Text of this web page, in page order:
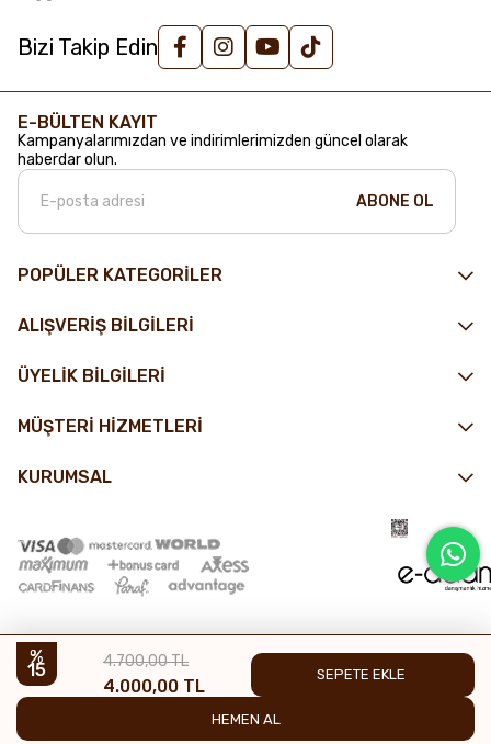
4.700,00 TL
4.000,00 TL
15
Bizi Takip Edin
POPÜLER KATEGORİLER
ALIŞVERİŞ BİLGİLERİ
ÜYELİK BİLGİLERİ
MÜŞTERİ HİZMETLERİ
KURUMSAL
E-BÜLTEN KAYIT
Kampanyalarımızdan ve indirimlerimizden güncel olarak
haberdar olun.
ABONE OL
© 2025 Nin Çikolata - Tüm hakları saklıdır.